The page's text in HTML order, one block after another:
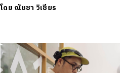
โดย ณัชชา วิเชียร